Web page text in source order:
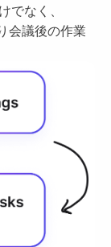
でなく、
会議後の作業